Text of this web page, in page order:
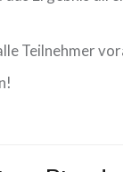
Teilnehmer